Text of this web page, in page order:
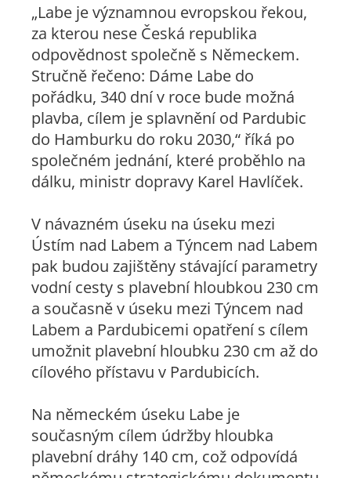
„Labe je významnou evropskou řekou,
za kterou nese Česká republika
odpovědnost společně s Německem.
Stručně řečeno: Dáme Labe do
pořádku, 340 dní v roce bude možná
plavba, cílem je splavnění od Pardubic
do Hamburku do roku 2030,“ říká po
společném jednání, které proběhlo na
dálku, ministr dopravy Karel Havlíček.
V návazném úseku na úseku mezi
Ústím nad Labem a Týncem nad Labem
pak budou zajištěny stávající parametry
vodní cesty s plavební hloubkou 230 cm
a současně v úseku mezi Týncem nad
Labem a Pardubicemi opatření s cílem
umožnit plavební hloubku 230 cm až do
cílového přístavu v Pardubicích.
Na německém úseku Labe je
současným cílem údržby hloubka
plavební dráhy 140 cm, což odpovídá